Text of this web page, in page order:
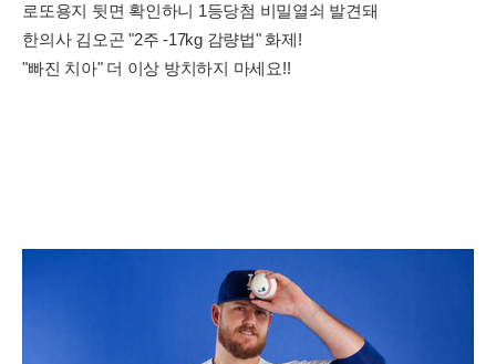
로또용지 뒷면 확인하니 1등당첨 비밀열쇠 발견돼
한의사 김오곤 "2주 -17kg 감량법" 화제!
"빠진 치아" 더 이상 방치하지 마세요!!